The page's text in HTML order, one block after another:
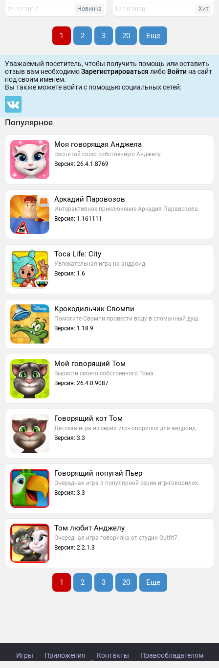
21.12.2017 Новинка 12.10.2018 Хит
1 2 3 20 Еще
Уважаемый посетитель, чтобы получить помощь или оставить
отзыв вам необходимоЗарегистрироваться либо Войти на сайт
под своим именем.
Вы также можете войти c помощью социальных сетей:
Популярное
Моя говорящая Анджела
Воспитай свою собственную Анджелу.
Версия: 26.4.1.8769
Аркадий Паровозов
Интерактивное приключение Аркадия Паравозова.
Версия: 1.161111
Toca Life: City
Увлекательная игра на андроид.
Версия: 1.6
Крокодильчик Свомпи
Помогите Свомпи провести воду в сломанный душ.
Версия: 1.18.9
Мой говорящий Том
Вырасти своего собственного Тома.
Версия: 26.4.0.9087
Говорящий кот Том
Детская игра из серии игр-говорилок для андроид.
Версия: 3.3
Говорящий попугай Пьер
Очередная игра в популярной серии игр-говорилок.
Версия: 3.3
Том любит Анджелу
Очередная игра-говорилка от студии Outfit7.
Версия: 2.2.1.3
1 2 3 20 Еще
Игры Приложения Контакты
Правообладателям
Карта сайта
Стол заказов